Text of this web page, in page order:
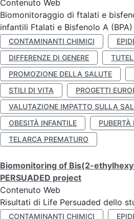
Contenuto Web
Biomonitoraggio di ftalati e
infantili Ftalati e Bisfenolo A
CONTAMINANTI CHIMICI
DIFFERENZE DI GENERE
PROMOZIONE DELLA SALUTE
STILI DI VITA
PROGETTI
VALUTAZIONE IMPATTO SULLA
OBESITÀ INFANTILE
PUBERTÀ
TELARCA PREMATURO
Biomonitoring of Bis(2-
PERSUADED project
Contenuto Web
Risultati di Life Persuaded dello
CONTAMINANTI CHIMICI